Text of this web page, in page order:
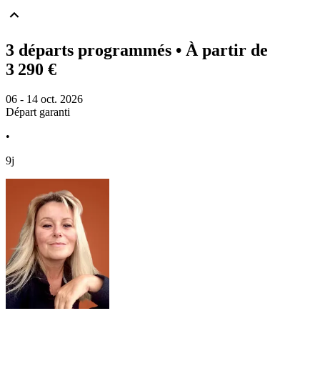
3 départs programmés • À partir de
3 290 €
06 - 14 oct. 2026
Départ garanti
•
9j